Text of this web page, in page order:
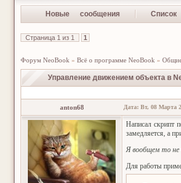
Новые сообщения Список
Страница 1 из 1 1
Форум NeoBook » Всё о программе NeoBook »
Управление движением объекта в
anton68 Дата: Вт, 08 Марта
Написал скрипт
замедляется, а
Я вообщем то не
Для работы